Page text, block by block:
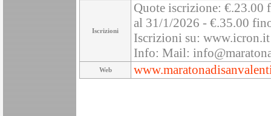
Iscrizioni
Quote iscrizione:
al 31/1/2026 - €.35.00
Iscrizioni su: www.icron.it
Info: Mail:
Web